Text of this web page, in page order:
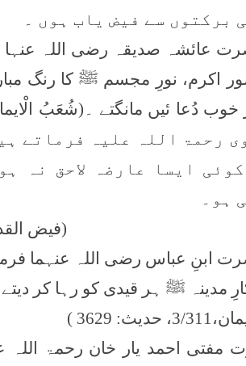
برکتوں سے فیض یاب ہوں ۔
عائشہ صدیقہ رضی اللہ
اکرم، نورِ مجسم ﷺ کا رنگ
دُعا ئیں مانگتے ۔(شُعَبُ
رحمۃ اللہ علیہ فرماتے
ایسا عارضہ لاحق نہ
ہو۔
(فیض القدیر،5/168،تحت
ابنِ عباس رضی اللہ عنہما
مدینہ ﷺ ہر قیدی کو رہا کر
311، حدیث: 3629
)
مفتی احمد یار خان رحمۃ اللہ